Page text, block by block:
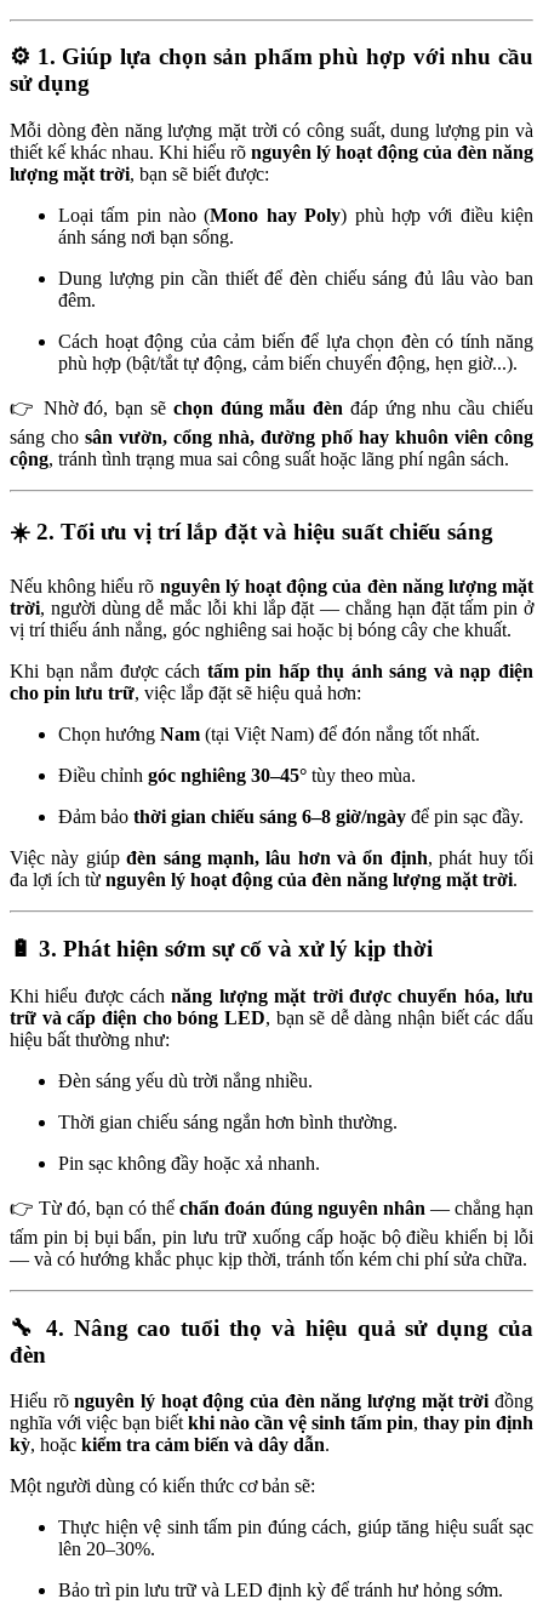
⚙️ 1. Giúp lựa chọn sản phẩm phù hợp với nhu cầu
sử dụng
Mỗi dòng đèn năng lượng mặt trời có công suất, dung lượng pin và
thiết kế khác nhau. Khi hiểu rõ nguyên lý hoạt động của đèn năng
lượng mặt trời, bạn sẽ biết được:
Loại tấm pin nào (Mono hay Poly) phù hợp với điều kiện
ánh sáng nơi bạn sống.
Dung lượng pin cần thiết để đèn chiếu sáng đủ lâu vào ban
đêm.
Cách hoạt động của cảm biến để lựa chọn đèn có tính năng
phù hợp (bật/tắt tự động, cảm biến chuyển động, hẹn giờ...).
👉 Nhờ đó, bạn sẽ chọn đúng mẫu đèn đáp ứng nhu cầu chiếu
sáng cho sân vườn, cổng nhà, đường phố hay khuôn viên công
cộng, tránh tình trạng mua sai công suất hoặc lãng phí ngân sách.
☀️ 2. Tối ưu vị trí lắp đặt và hiệu suất chiếu sáng
Nếu không hiểu rõ nguyên lý hoạt động của đèn năng lượng mặt
trời, người dùng dễ mắc lỗi khi lắp đặt — chẳng hạn đặt tấm pin ở
vị trí thiếu ánh nắng, góc nghiêng sai hoặc bị bóng cây che khuất.
Khi bạn nắm được cách tấm pin hấp thụ ánh sáng và nạp điện
cho pin lưu trữ, việc lắp đặt sẽ hiệu quả hơn:
Chọn hướng Nam (tại Việt Nam) để đón nắng tốt nhất.
Điều chỉnh góc nghiêng 30–45° tùy theo mùa.
Đảm bảo thời gian chiếu sáng 6–8 giờ/ngày để pin sạc đầy.
Việc này giúpđèn sáng mạnh, lâu hơn và ổn định, phát huy tối
đa lợi ích từ nguyên lý hoạt động của đèn năng lượng mặt trời.
🔋 3. Phát hiện sớm sự cố và xử lý kịp thời
Khi hiểu được cáchnăng lượng mặt trời được chuyển hóa, lưu
trữ và cấp điện cho bóng LED, bạn sẽ dễ dàng nhận biết các dấu
hiệu bất thường như:
Đèn sáng yếu dù trời nắng nhiều.
Thời gian chiếu sáng ngắn hơn bình thường.
Pin sạc không đầy hoặc xả nhanh.
👉 Từ đó, bạn có thể chẩn đoán đúng nguyên nhân — chẳng hạn
tấm pin bị bụi bẩn, pin lưu trữ xuống cấp hoặc bộ điều khiển bị lỗi
— và có hướng khắc phục kịp thời, tránh tốn kém chi phí sửa chữa.
🔧 4. Nâng cao tuổi thọ và hiệu quả sử dụng của
đèn
Hiểu rõnguyên lý hoạt động của đèn năng lượng mặt trời đồng
nghĩa với việc bạn biết khi nào cần vệ sinh tấm pin, thay pin định
kỳ, hoặc kiểm tra cảm biến và dây dẫn.
Một người dùng có kiến thức cơ bản sẽ:
Thực hiện vệ sinh tấm pin đúng cách, giúp tăng hiệu suất sạc
lên 20–30%.
Bảo trì pin lưu trữ và LED định kỳ để tránh hư hỏng sớm.